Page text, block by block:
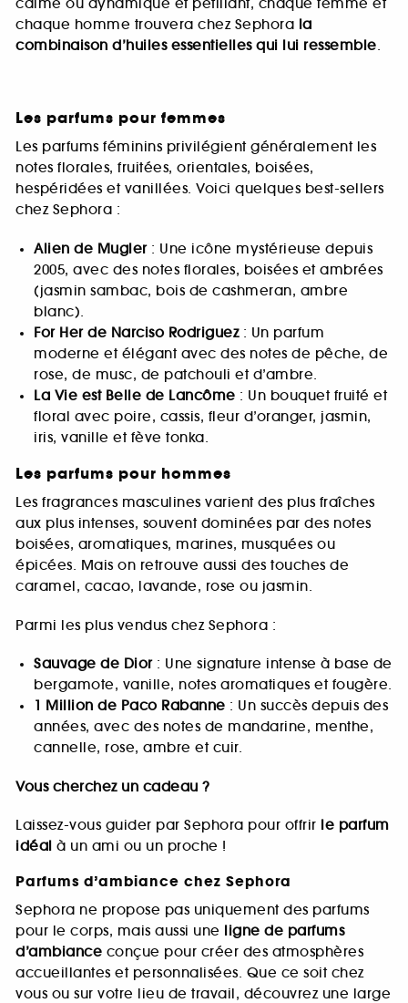
calme ou dynamique et pétillant, chaque femme et
chaque homme trouvera chez Sephora la
combinaison d’huiles essentielles qui lui ressemble.
Les parfums pour femmes
Les parfums féminins privilégient généralement les
notes florales, fruitées, orientales, boisées,
hespéridées et vanillées. Voici quelques best-sellers
chez Sephora :
Alien de Mugler: Une icône mystérieuse depuis
2005, avec des notes florales, boisées et ambrées
(jasmin sambac, bois de cashmeran, ambre
blanc).
For Her de Narciso Rodriguez: Un parfum
moderne et élégant avec des notes de pêche, de
rose, de musc, de patchouli et d’ambre.
La Vie est Belle de Lancôme : Un bouquet fruité et
floral avec poire, cassis, fleur d’oranger, jasmin,
iris, vanille et fève tonka.
Les parfums pour hommes
Les fragrances masculines varient des plus fraîches
aux plus intenses, souvent dominées par des notes
boisées, aromatiques, marines, musquées ou
épicées. Mais on retrouve aussi des touches de
caramel, cacao, lavande, rose ou jasmin.
Parmi les plus vendus chez Sephora :
Sauvage de Dior: Une signature intense à base de
bergamote, vanille, notes aromatiques et fougère.
1 Million de Paco Rabanne : Un succès depuis des
années, avec des notes de mandarine, menthe,
cannelle, rose, ambre et cuir.
Vous cherchez un cadeau ?
Laissez-vous guider par Sephora pour offrir le parfum
idéal à un ami ou un proche !
Parfums d’ambiance chez Sephora
Sephora ne propose pas uniquement des parfums
pour le corps, mais aussi une ligne de parfums
d’ambiance conçue pour créer des atmosphères
accueillantes et personnalisées. Que ce soit chez
vous ou sur votre lieu de travail, découvrez une large